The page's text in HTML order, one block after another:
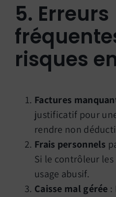
5. Erreurs
risques
Factures
justificatif pour
rendre non
Frais personnels
Si le contrôleur les
usage abusif.
Caisse mal gérée :